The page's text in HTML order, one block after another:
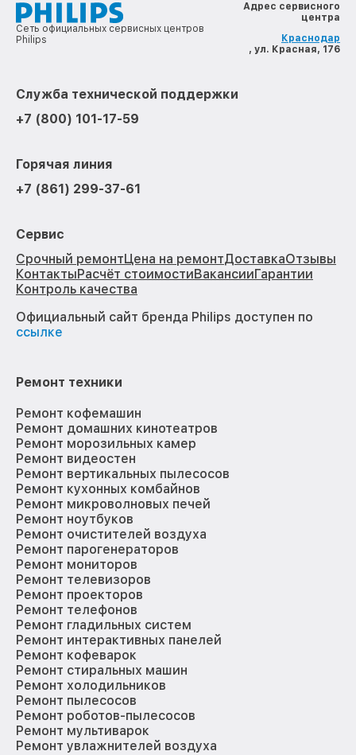
Сеть официальных сервисных центров
Philips
Адрес сервисного
центра
Краснодар
, ул. Красная, 176
Служба технической поддержки
+7 (800) 101-17-59
Горячая линия
+7 (861) 299-37-61
Сервис
Срочный ремонтЦена на ремонтДоставкаОтзывы
КонтактыРасчёт стоимостиВакансииГарантии
Контроль качества
Официальный сайт бренда Philips доступен по
ссылке
Ремонт техники
Ремонт кофемашин
Ремонт домашних кинотеатров
Ремонт морозильных камер
Ремонт видеостен
Ремонт вертикальных пылесосов
Ремонт кухонных комбайнов
Ремонт микроволновых печей
Ремонт ноутбуков
Ремонт очистителей воздуха
Ремонт парогенераторов
Ремонт мониторов
Ремонт телевизоров
Ремонт проекторов
Ремонт телефонов
Ремонт гладильных систем
Ремонт интерактивных панелей
Ремонт кофеварок
Ремонт стиральных машин
Ремонт холодильников
Ремонт пылесосов
Ремонт роботов-пылесосов
Ремонт мультиварок
Ремонт увлажнителей воздуха